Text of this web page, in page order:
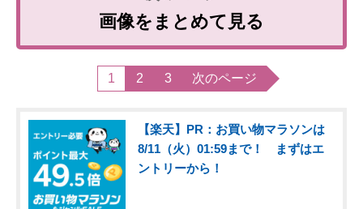
画像をまとめて見る
1 2 3 次のページ
【楽天】PR：お買い物マラソンは
8/11（火）01:59まで！ まずはエ
ントリーから！